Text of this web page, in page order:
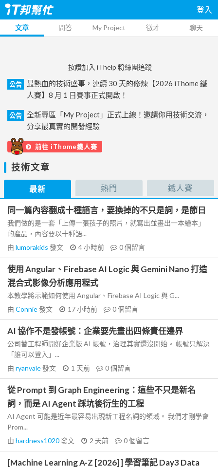
登入
文章 問答 My Project 徵才 聊天
按讚加入 iThelp 粉絲團追蹤
公告
最熱血的技術盛事，連續 30 天的修煉【2026 iThome 鐵
人賽】8 月 1 日賽事正式開啟！
公告
全新專區「My Project」正式上線！邀請你用技術交流，
分享最真實的開發經驗
前往 iThome鐵人賽
技術文章
最新 熱門 鐵人賽
同一篇內容翻成十種語言，要換掉的不只是詞，是節日
我們做的是一套「上傳一張孩子的照片，就寫出並畫出一本繪本」
的產品，內容要以十種語...
由 lumorakids 發文 4 小時前 0個留言
使用 Angular、Firebase AI Logic 與 Gemini Nano 打造
混合式影像分析應用程式
本教學將示範如何使用 Angular、Firebase AI Logic 與 G...
由 Connie發文 17 小時前 0個留言
AI 協作不是發帳號：企業要先畫出四條責任邊界
公司替工程師開好企業版 AI 帳號，治理其實還沒開始。 帳號只解決
「誰可以登入」...
由 ryanvale發文 1 天前 0個留言
從 Prompt 到 Graph Engineering：這些不只是新名
詞，而是 AI Agent 踩坑後衍生的工程
AI Agent 可能是近年最容易出現新工程名詞的領域。 我們才剛學會
Prom...
由 hardness1020發文 2 天前 0個留言
[Machine Learning A-Z [2026] ] 學習筆記 Day3 Data